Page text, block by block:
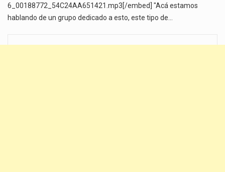
6_00188772_54C24AA651421.mp3[/embed] "Acá estamos
hablando de un grupo dedicado a esto, este tipo de…